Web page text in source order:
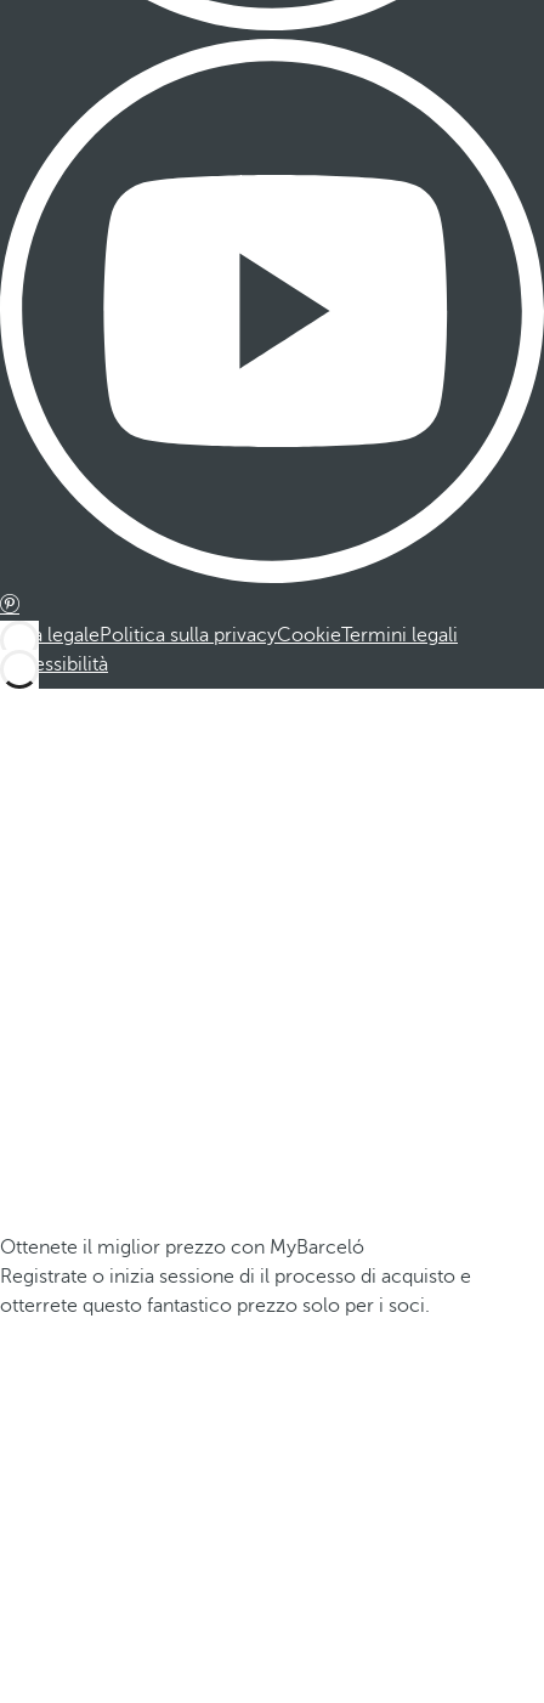
Nota legalePolitica sulla privacyCookieTermini legali
Accessibilità
Ottenete il miglior prezzo con MyBarceló
Registrate o inizia sessione di il processo di acquisto e
otterrete questo fantastico prezzo solo per i soci.